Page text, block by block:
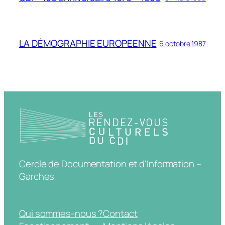
LA DÉMOGRAPHIE EUROPEENNE 6 octobre 1987
Cercle de Documentation et d'Information –
Garches
Qui sommes-nous ?Contact